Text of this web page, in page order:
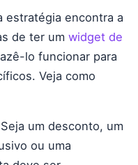
estratégia encontra a
de ter um widget de
lo funcionar para
Veja como
Seja um desconto, um
ou uma